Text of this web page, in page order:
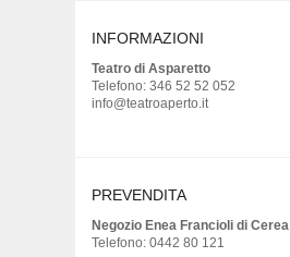
INFORMAZIONI
Teatro di Asparetto
Telefono: 346 52 52 052
info@teatroaperto.it
PREVENDITA
Negozio Enea Francioli di Cerea
Telefono: 0442 80 121